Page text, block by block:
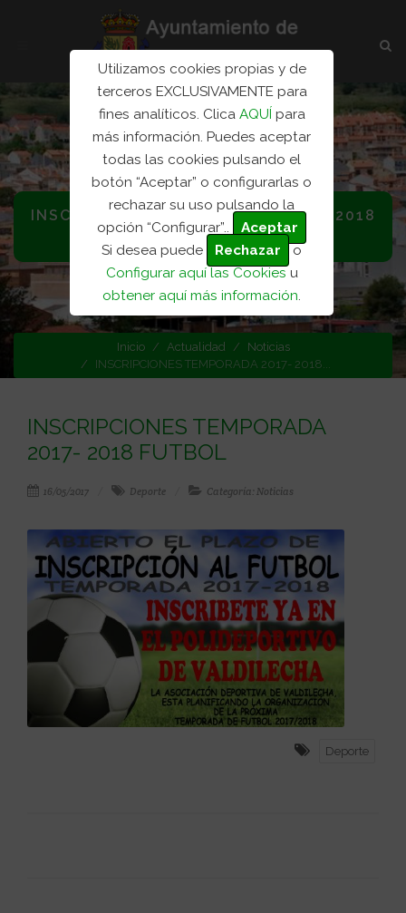
Utilizamos cookies propias y de
terceros EXCLUSIVAMENTE para
fines analíticos. Clica AQUÍ para
más información. Puedes aceptar
todas las cookies pulsando el
botón “Aceptar” o configurarlas o
rechazar su uso pulsando la
opción “Configurar”..
Aceptar
Si desea puede
Rechazar
o
Configurar aquí las Cookies u
obtener aquí más información.
INSCRIPCIONES TEMPORADA 2017- 2018
FUTBOL
Categoría: Noticias
Inicio Actualidad
Noticias
INSCRIPCIONES TEMPORADA 2017- 2018...
INSCRIPCIONES TEMPORADA
2017- 2018 FUTBOL
16/05/2017 Deporte Categoría: Noticias
Deporte